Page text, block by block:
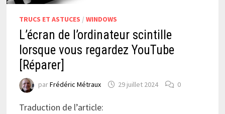
TRUCS ET ASTUCES / WINDOWS
L’écran de l’ordinateur scintille
lorsque vous regardez YouTube
[Réparer]
parFrédéric Métraux 29 juillet 2024 0
Traduction de l’article: